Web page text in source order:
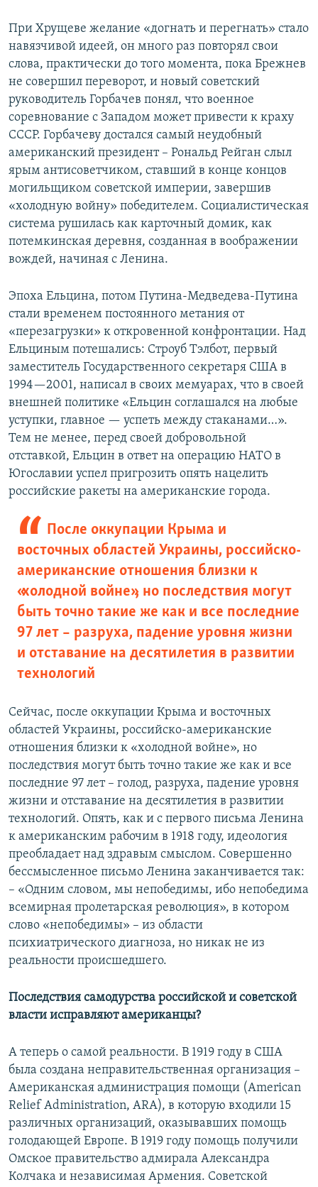
При Хрущеве желание «догнать и перегнать» стало
навязчивой идеей, он много раз повторял свои
слова, практически до того момента, пока Брежнев
не совершил переворот, и новый советский
руководитель Горбачев понял, что военное
соревнование с Западом может привести к краху
СССР. Горбачеву достался самый неудобный
американский президент – Рональд Рейган слыл
ярым антисоветчиком, ставший в конце концов
могильщиком советской империи, завершив
«холодную войну» победителем. Социалистическая
система рушилась как карточный домик, как
потемкинская деревня, созданная в воображении
вождей, начиная с Ленина.
Эпоха Ельцина, потом Путина-Медведева-Путина
стали временем постоянного метания от
«перезагрузки» к откровенной конфронтации. Над
Ельциным потешались: Строуб Тэлбот, первый
заместитель Государственного секретаря США в
1994—2001, написал в своих мемуарах, что в своей
внешней политике «Ельцин соглашался на любые
уступки, главное — успеть между стаканами…».
Тем не менее, перед своей добровольной
отставкой, Ельцин в ответ на операцию НАТО в
Югославии успел пригрозить опять нацелить
российские ракеты на американские города.
После оккупации Крыма и
восточных областей Украины, российско-
американские отношения близки к
«холодной войне», но последствия могут
быть точно такие же как и все последние
97 лет – разруха, падение уровня жизни
и отставание на десятилетия в развитии
технологий
Сейчас, после оккупации Крыма и восточных
областей Украины, российско-американские
отношения близки к «холодной войне», но
последствия могут быть точно такие же как и все
последние 97 лет – голод, разруха, падение уровня
жизни и отставание на десятилетия в развитии
технологий. Опять, как и с первого письма Ленина
к американским рабочим в 1918 году, идеология
преобладает над здравым смыслом. Совершенно
бессмысленное письмо Ленина заканчивается так:
– «Одним словом, мы непобедимы, ибо непобедима
всемирная пролетарская революция», в котором
слово «непобедимы» – из области
психиатрического диагноза, но никак не из
реальности происшедшего.
Последствия самодурства российской и советской
власти исправляют американцы?
А теперь о самой реальности. В 1919 году в США
была создана неправительственная организация –
Американская администрация помощи (American
Relief Administration, ARA), в которую входили 15
различных организаций, оказывавших помощь
голодающей Европе. В 1919 году помощь получили
Омское правительство адмирала Александра
Колчака и независимая Армения. Советской